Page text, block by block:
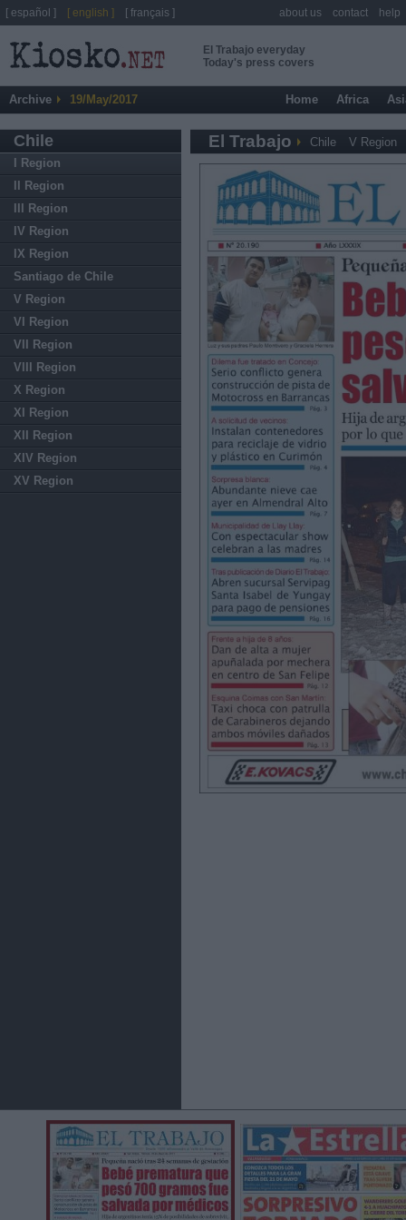
El Trabajo everyday
Today's press covers
Archive 19/May/2017 Home Africa
Chile
I Region
II Region
III Region
IV Region
IX Region
Santiago de Chile
V Region
VI Region
VII Region
VIII Region
X Region
XI Region
XII Region
XIV Region
XV Region
El Trabajo Chile V Region
[ español ] [ english ] [ français ] about us contact help